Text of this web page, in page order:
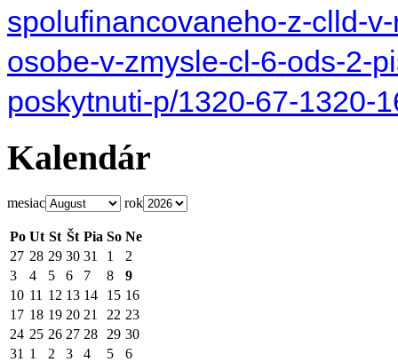
spolufinancovaneho-z-clld-
osobe-v-zmysle-cl-6-ods-2-
poskytnuti-p/1320-67-1320-
Kalendár
mesiac rok
Po Ut St Št Pia So Ne
27 28 29 30 31 1
2
3
4 5 6 7 8
9
10 11 12 13 14 15 16
17 18 19 20 21 22 23
24 25 26 27 28 29 30
31 1 2 3 4 5 6